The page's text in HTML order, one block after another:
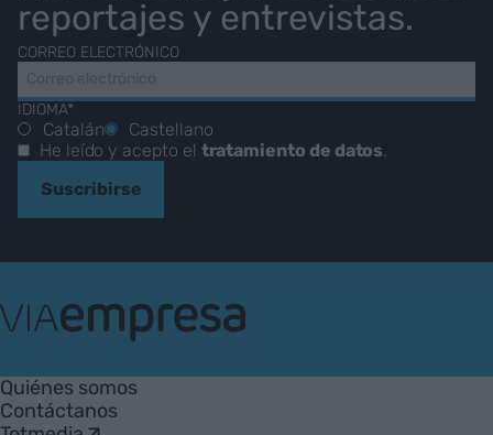
reportajes y entrevistas.
CORREO ELECTRÓNICO
IDIOMA*
Catalán
Castellano
He leído y acepto el tratamiento de datos.
Suscribirse
Empresa
Quiénes somos
Contáctanos